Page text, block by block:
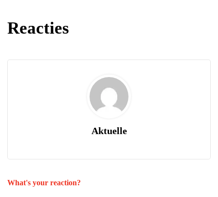
Reacties
Aktuelle
What's your reaction?